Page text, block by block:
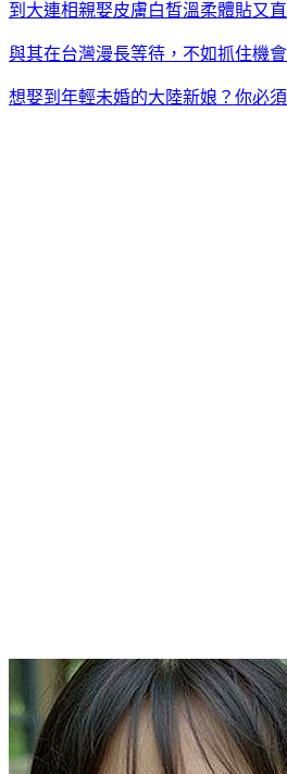
到大連相親娶皮膚白皙溫柔體貼又
與其在台灣漫長等待，不如抓住機
想娶到年輕未婚的大陸新娘？你必